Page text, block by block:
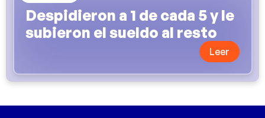
Despidieron a 1 de cada 5 y le
subieron el sueldo al resto
Leer